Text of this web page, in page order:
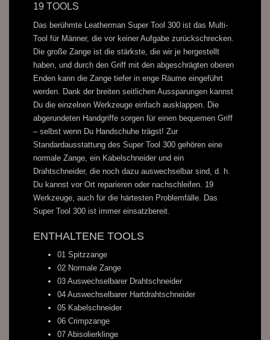
19 TOOLS
Das berühmte Leatherman Super Tool 300 ist das Multi-
Tool für Männer, die vor keiner Aufgabe zurückschrecken.
Die große Zange ist die stärkste, die wir je hergestellt
haben, und durch den Griff mit den abgeschrägten oberen
Enden kann die Zange tiefer in enge Räume eingeführt
werden. Dank der breiten seitlichen Aussparungen kannst
Du die einzelnen Werkzeuge einfach ausklappen. Die
abgerundeten Handgriffe sorgen für einen bequemen Griff
– selbst wenn Du Handschuhe trägst! Zur
Standardausstattung des Super Tool 300 gehören eine
normale Zange, ein Kabelschneider und ein
Drahtschneider, die noch dazu auswechselbar sind, d. h.
Du kannst vor Ort reparieren oder nachschleifen. 19
Werkzeuge, auch für die härtesten Problemfälle. Das
Super Tool 300 ist immer einsatzbereit.
ENTHALTENE TOOLS
01 Spitzzange
02 Normale Zange
03 Auswechselbarer Drahtschneider
04 Auswechselbarer Hartdrahtschneider
05 Kabelschneider
06 Crimpzange
07 Abisolierklinge